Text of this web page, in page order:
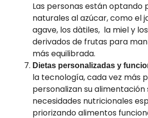
Las personas están optando
naturales al azúcar, como el
agave, los dàtiles, la miel y
derivados de frutas para
más equilibrada.
Dietas personalizadas y
la tecnología, cada vez más
personalizan su alimentación
necesidades nutricionales
priorizando alimentos